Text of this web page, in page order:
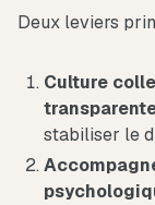
Deux leviers
Culture
stabiliser le